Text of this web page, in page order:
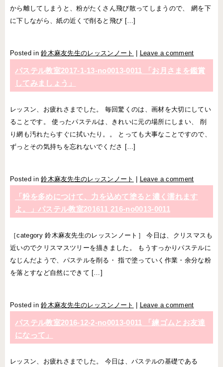
から離してしまうと、粉がたくさん飛び散ってしまうので、 網を下
に下しながら、紙の近くで削ると飛び […]
Posted in 鈴木麻友先生のレッスンノート Leave a comment
パステル教室2017-1-13-no0013-0011 「お月さまを鑑賞
してみましょう」
レッスン、お疲れさまでした。 毎回驚くのは、画材を大切にしてい
ることです。 使ったパステルは、きれいに元の場所にしまい、 削
り網も汚れたらすぐに拭いたり。。 とっても大事なことですので、
ずっとその気持ちを忘れないでくださ […]
Posted in 鈴木麻友先生のレッスンノート Leave a comment
「粉を多めにつけて、力を込めて塗ると濃く濡れます
よ。」パステル教室201611 216-no0013-0011
［category 鈴木麻友先生のレッスンノート］ 今日は、クリスマスも
近いのでクリスマスツリーを描きました。 もうすっかりパステルに
なじんだようで、パステルを削る・ 指で塗っていく作業・余分な粉
を落とすなど自然にできて […]
Posted in 鈴木麻友先生のレッスンノート Leave a comment
パステル教室2016-12-2-no0013-0011 「練ゴムとお友達
になって」
レッスン、お疲れさまでした。 今日は、パステルの基礎である